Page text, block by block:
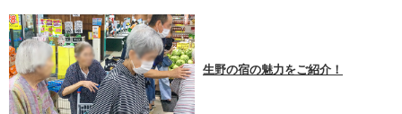
生野の宿の魅力をご紹介！